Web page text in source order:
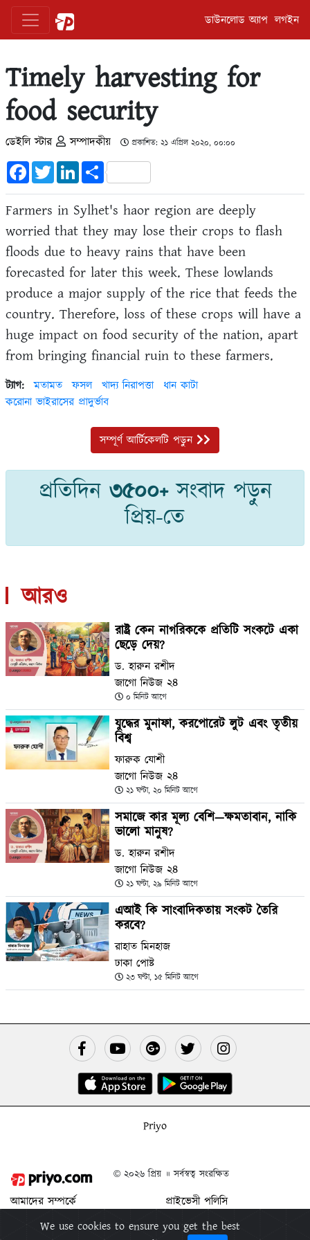
ডাউনলোড অ্যাপ লগইন
Timely harvesting for
food security
ডেইলি স্টার সম্পাদকীয় প্রকাশিত: ২১ এপ্রিল ২০২০, ০০:০০
FacebookTwitterLinkedInShare
Farmers in Sylhet's haor region are deeply
worried that they may lose their crops to flash
floods due to heavy rains that have been
forecasted for later this week. These lowlands
produce a major supply of the rice that feeds the
country. Therefore, loss of these crops will have a
huge impact on food security of the nation, apart
from bringing financial ruin to these farmers.
ট্যাগ: মতামত ফসল খাদ্য নিরাপত্তা
ধান কাটা
করোনা ভাইরাসের প্রাদুর্ভাব
সম্পূর্ণ আর্টিকেলটি পড়ুন
প্রতিদিন ৩৫০০+সংবাদ পড়ুন
প্রিয়-তে
আরও
রাষ্ট্র কেন নাগরিককে প্রতিটি সংকটে একা
ছেড়ে দেয়?
ড. হারুন রশীদ
জাগো নিউজ ২৪
০ মিনিট আগে
যুদ্ধের মুনাফা, করপোরেট লুট এবং তৃতীয়
বিশ্ব
ফারুক যোশী
জাগো নিউজ ২৪
২১ ঘণ্টা, ২০ মিনিট আগে
সমাজে কার মূল্য বেশি—ক্ষমতাবান, নাকি
ভালো মানুষ?
ড. হারুন রশীদ
জাগো নিউজ ২৪
২১ ঘণ্টা, ২৯ মিনিট আগে
এআই কি সাংবাদিকতায় সংকট তৈরি
করবে?
রাহাত মিনহাজ
ঢাকা পোষ্ট
২৩ ঘণ্টা, ১৫ মিনিট আগে
Priyo
© ২০২৬ প্রিয় ॥ সর্বস্বত্ব সংরক্ষিত
আমাদের সম্পর্কে
বিজ্ঞাপন দিন
প্রাইভেসী পলিসি
শর্ত ও নিয়মাবলী
প্রিয় মুক্তিপিন
We use cookies to ensure you get the best